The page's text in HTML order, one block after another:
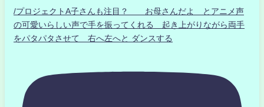
/プロジェクトA子さんも注目？ お母さんだよ とアニメ声
の可愛いらしい声で手を振ってくれる 起き上がりながら両手
をパタパタさせて 右へ左へと ダンスする